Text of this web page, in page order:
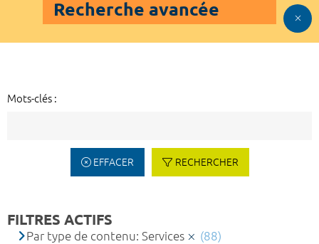
Recherche avancée
Mots-clés :
EFFACER RECHERCHER
FILTRES ACTIFS
Par type de contenu: Services (88)